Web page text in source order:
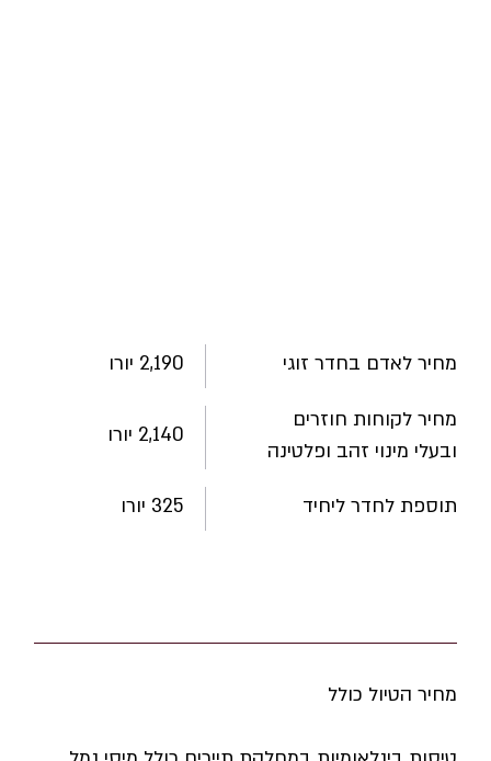
מחיר לאדם בחדר זוגי 2,190 יורו
מחיר לקוחות חוזרים
ובעלי מינוי זהב ופלטינה
2,140 יורו
תוספת לחדר ליחיד 325 יורו
מחיר הטיול כולל